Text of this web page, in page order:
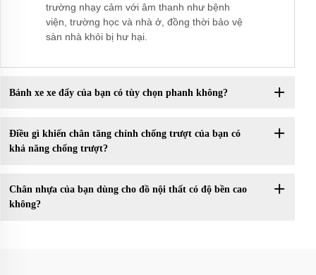
trường nhạy cảm với âm thanh như bệnh
viện, trường học và nhà ở, đồng thời bảo vệ
sàn nhà khỏi bị hư hại.
Bánh xe xe đẩy của bạn có tùy chọn phanh không?
Điều gì khiến chân tăng chỉnh chống trượt của bạn có
khả năng chống trượt?
Chân nhựa của bạn dùng cho đồ nội thất có độ bền cao
không?